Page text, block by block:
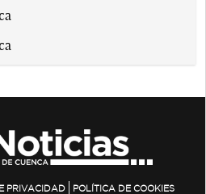
PRIVACIDAD POLÍTICA DE COOKIES